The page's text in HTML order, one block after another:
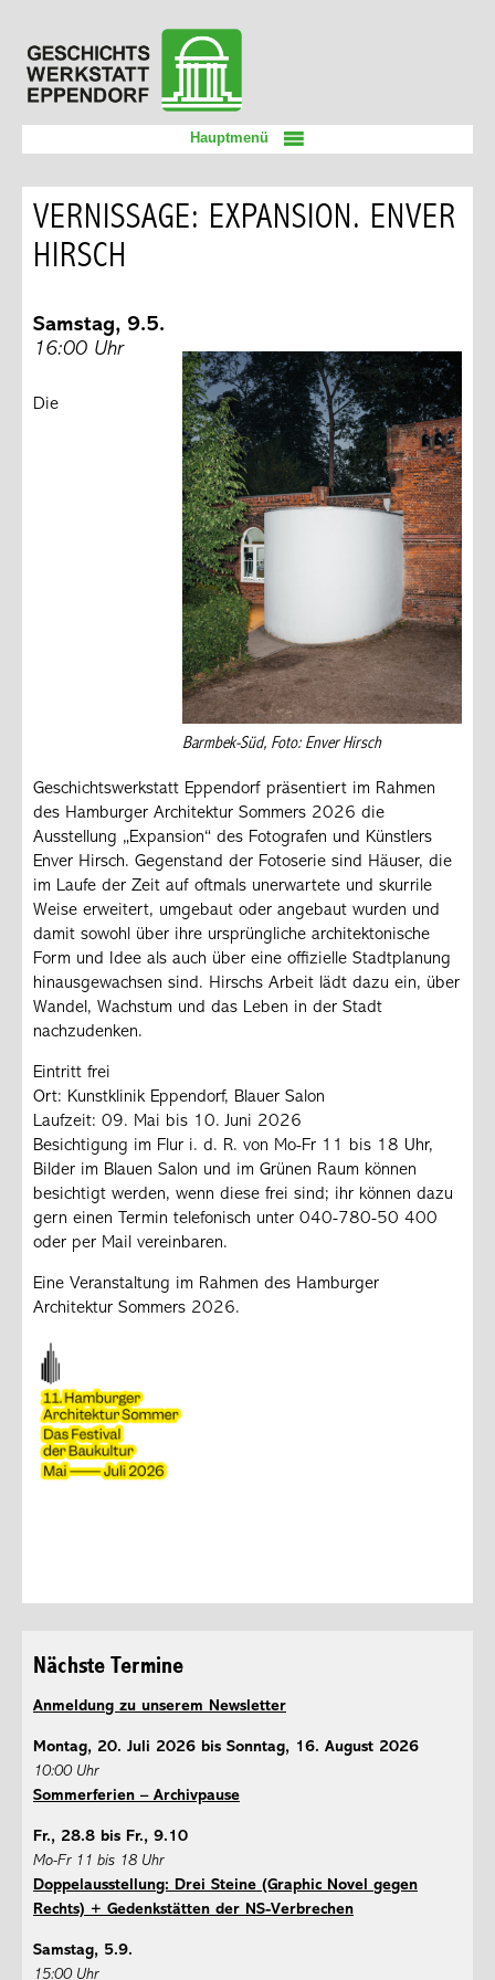
Inhalt
springen
Eppendorf
Hauptmenü
VERNISSAGE: EXPANSION. ENVER
HIRSCH
Samstag, 9.5.
16:00 Uhr
Barmbek-Süd, Foto: Enver Hirsch
Die
Geschichtswerkstatt Eppendorf präsentiert im Rahmen
des Hamburger Architektur Sommers 2026 die
Ausstellung „Expansion“ des Fotografen und Künstlers
Enver Hirsch. Gegenstand der Fotoserie sind Häuser, die
im Laufe der Zeit auf oftmals unerwartete und skurrile
Weise erweitert, umgebaut oder angebaut wurden und
damit sowohl über ihre ursprüngliche architektonische
Form und Idee als auch über eine offizielle Stadtplanung
hinausgewachsen sind. Hirschs Arbeit lädt dazu ein, über
Wandel, Wachstum und das Leben in der Stadt
nachzudenken.
Eintritt frei
Ort: Kunstklinik Eppendorf, Blauer Salon
Laufzeit: 09. Mai bis 10. Juni 2026
Besichtigung im Flur i. d. R. von Mo-Fr 11 bis 18 Uhr,
Bilder im Blauen Salon und im Grünen Raum können
besichtigt werden, wenn diese frei sind; ihr können dazu
gern einen Termin telefonisch unter 040-780-50 400
oder per Mail vereinbaren.
Eine Veranstaltung im Rahmen des Hamburger
Architektur Sommers 2026.
Nächste Termine
Anmeldung zu unserem Newsletter
Montag, 20. Juli 2026 bis Sonntag, 16. August 2026
10:00 Uhr
Sommerferien – Archivpause
Fr., 28.8 bis Fr., 9.10
Mo-Fr 11 bis 18 Uhr
Doppelausstellung: Drei Steine (Graphic Novel gegen
Rechts) + Gedenkstätten der NS-Verbrechen
Samstag, 5.9.
15:00 Uhr